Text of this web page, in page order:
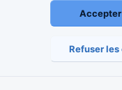
Politique de
Refuser